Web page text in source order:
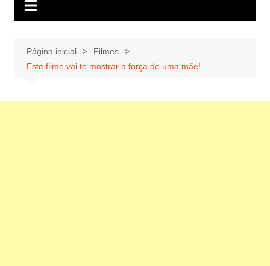
Página inicial
Filmes
Este filme vai te mostrar a força de uma mãe!